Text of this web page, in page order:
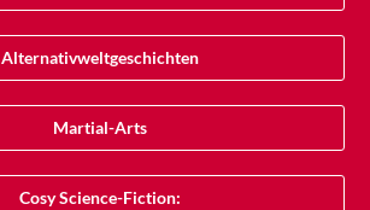
Alternativweltgeschichten
Martial-Arts
Cosy Science-Fiction: